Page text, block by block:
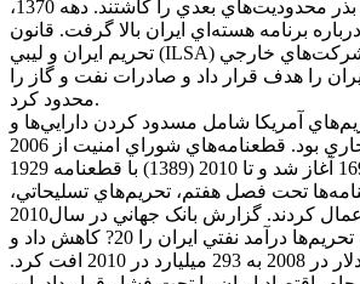
سياسي بودند، اما بذر محدوديت‌هاي بعدي را کاشتند. دهه 1370،
برنامه هسته‌اي ايران بالا گرفت. قانون
تحريم ايران و ليبي (ILSA) در 1996، شرکت‌هاي خارجي
را هدف قرار داد و صادرات نفت و گاز را
محدود کرد.
آمريکا شامل مسدود کردن دارايي‌ها و
محدوديت‌هاي تجاري بود. قطعنامه‌هاي شوراي امنيت از 2006
(1385) با قطعنامه 1696 آغاز شد و تا 2010 (1389) با قطعنامه 1929
تحت فصل هفتم، تحريم‌هاي تسليحاتي،
مالي و فناوري را اعمال کردند. گزارش بانک جهاني در سال2010
نشان مي‌دهد که تحريم‌ها درآمد نفتي ايران را 20? کاهش داد و GDP
از 349 ميليارد دلار در 2008 به 293 ميليارد در 2010 افت کرد.